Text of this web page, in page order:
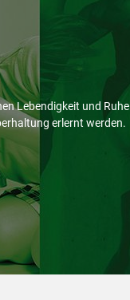
Lebendigkeit und Ruhe
erlernt werden.